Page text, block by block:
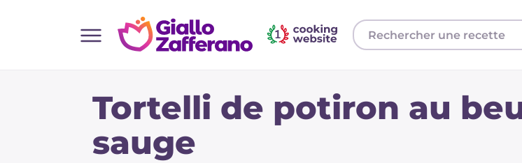
Toutes les recettesTortelli de potiron au
sauge